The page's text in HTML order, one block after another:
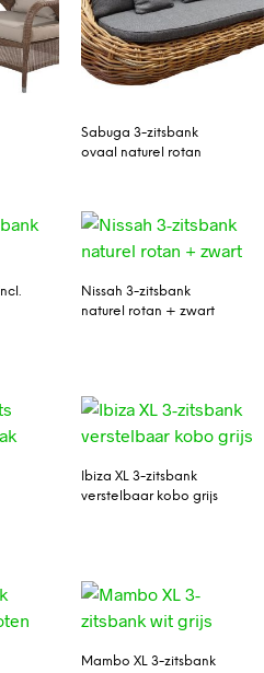
Sabuga 3-zitsbank
ovaal naturel rotan
Nissah 3-zitsbank
naturel rotan + zwart
Ibiza XL 3-zitsbank
verstelbaar kobo grijs
Mambo XL 3-zitsbank